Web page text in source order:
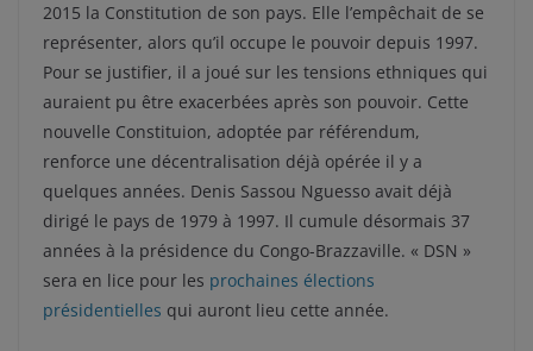
2015 la Constitution de son pays. Elle l’empêchait de se
représenter, alors qu’il occupe le pouvoir depuis 1997.
Pour se justifier, il a joué sur les tensions ethniques qui
auraient pu être exacerbées après son pouvoir. Cette
nouvelle Constituion, adoptée par référendum,
renforce une décentralisation déjà opérée il y a
quelques années. Denis Sassou Nguesso avait déjà
dirigé le pays de 1979 à 1997. Il cumule désormais 37
années à la présidence du Congo-Brazzaville. « DSN »
sera en lice pour les prochaines élections
présidentielles qui auront lieu cette année.